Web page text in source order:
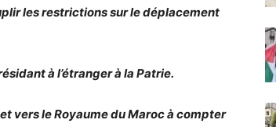
les restrictions sur le déplacement
à l’étranger à la Patrie.
vers le Royaume du Maroc à compter